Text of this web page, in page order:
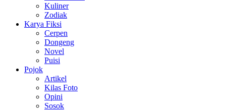
Kuliner
Zodiak
Karya Fiksi
Cerpen
Dongeng
Novel
Puisi
Pojok
Artikel
Kilas Foto
Opini
Sosok